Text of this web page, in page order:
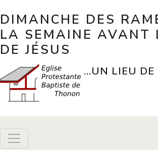
DIMANCHE DES
LA SEMAINE AVANT
DE JÉSUS
...UN LIEU